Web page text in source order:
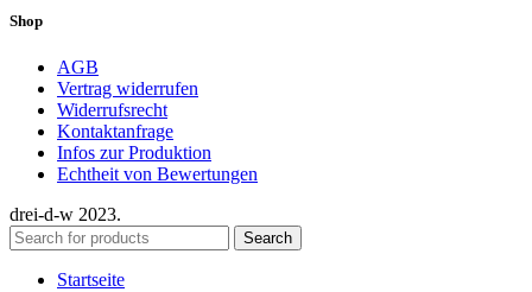
Shop
AGB
Vertrag widerrufen
Widerrufsrecht
Kontaktanfrage
Infos zur Produktion
Echtheit von Bewertungen
drei-d-w 2023.
Search
Startseite